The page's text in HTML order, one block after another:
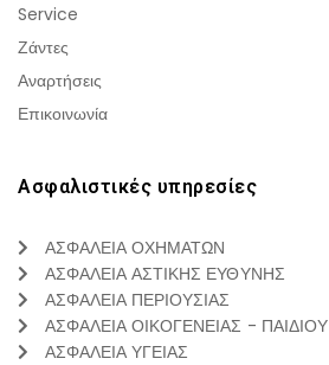
Service
Ζάντες
Αναρτήσεις
Επικοινωνία
Ασφαλιστικές υπηρεσίες
ΑΣΦΑΛΕΙΑ ΟΧΗΜΑΤΩΝ
ΑΣΦΑΛΕΙΑ ΑΣΤΙΚΗΣ ΕΥΘΥΝΗΣ
ΑΣΦΑΛΕΙΑ ΠΕΡΙΟΥΣΙΑΣ
ΑΣΦΑΛΕΙΑ ΟΙΚΟΓΕΝΕΙΑΣ - ΠΑΙΔΙΟΥ
ΑΣΦΑΛΕΙΑ ΥΓΕΙΑΣ